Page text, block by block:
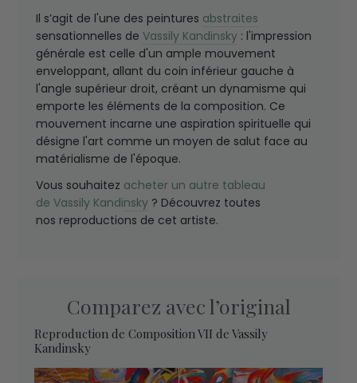
Il s’agit de l'une des peintures abstraites
sensationnelles de Vassily Kandinsky: l'impression
générale est celle d'un ample mouvement
enveloppant, allant du coin inférieur gauche à
l'angle supérieur droit, créant un dynamisme qui
emporte les éléments de la composition. Ce
mouvement incarne une aspiration spirituelle qui
désigne l'art comme un moyen de salut face au
matérialisme de l'époque.
Vous souhaitez acheter un autre tableau
de Vassily Kandinsky ? Découvrez toutes
nos reproductions de cet artiste.
Comparez avec l’original
Reproduction de Composition VII de Vassily
Kandinsky